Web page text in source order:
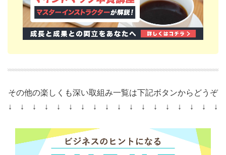
その他の楽しくも深い取組み一覧は下記ボタンからどうぞ
↓ ↓ ↓ ↓ ↓ ↓ ↓ ↓ ↓ ↓ ↓ ↓ ↓ ↓ ↓ ↓ ↓ ↓